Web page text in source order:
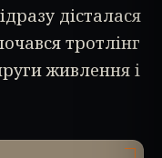
дісталася
тротлінг
живлення і